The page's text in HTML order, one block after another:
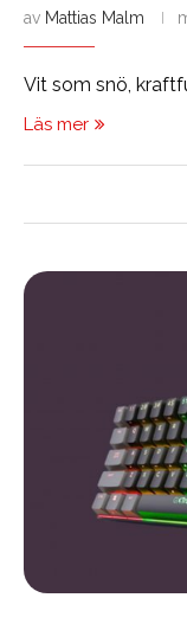
av Mattias Malm
Vit som snö,
Läs mer